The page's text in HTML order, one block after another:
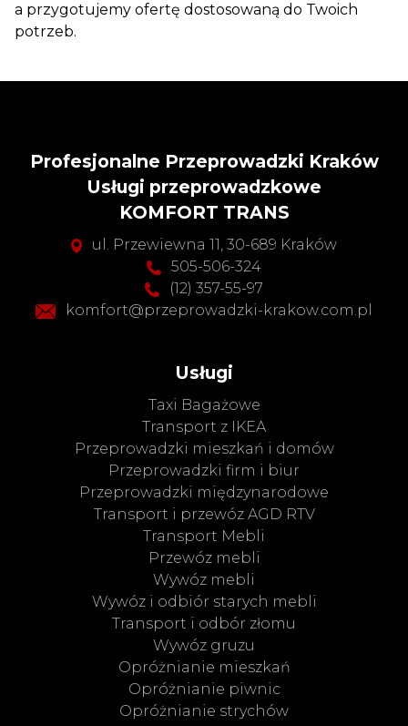
a przygotujemy ofertę dostosowaną do Twoich
potrzeb.
Profesjonalne Przeprowadzki Kraków
Usługi przeprowadzkowe
KOMFORT TRANS
ul. Przewiewna 11, 30-689 Kraków
505-506-324
(12) 357-55-97
komfort@przeprowadzki-krakow.com.pl
Usługi
Taxi Bagażowe
Transport z IKEA
Przeprowadzki mieszkań i domów
Przeprowadzki firm i biur
Przeprowadzki międzynarodowe
Transport i przewóz AGD RTV
Transport Mebli
Przewóz mebli
Wywóz mebli
Wywóz i odbiór starych mebli
Transport i odbór złomu
Wywóz gruzu
Opróżnianie mieszkań
Opróżnianie piwnic
Opróżnianie strychów